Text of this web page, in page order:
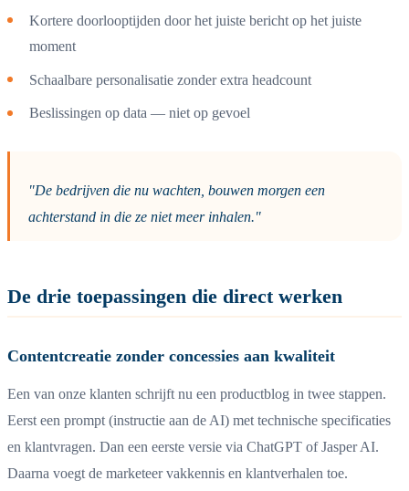
Kortere doorlooptijden door het juiste bericht op het juiste
moment
Schaalbare personalisatie zonder extra headcount
Beslissingen op data — niet op gevoel
"De bedrijven die nu wachten, bouwen morgen een
achterstand in die ze niet meer inhalen."
De drie toepassingen die direct werken
Contentcreatie zonder concessies aan kwaliteit
Een van onze klanten schrijft nu een productblog in twee stappen.
Eerst een prompt (instructie aan de AI) met technische specificaties
en klantvragen. Dan een eerste versie via ChatGPT of Jasper AI.
Daarna voegt de marketeer vakkennis en klantverhalen toe.